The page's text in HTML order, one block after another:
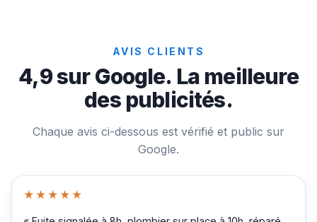
AVIS CLIENTS
4,9 sur Google. La meilleure
des publicités.
Chaque avis ci-dessous est vérifié et public sur
Google.
★★★★★